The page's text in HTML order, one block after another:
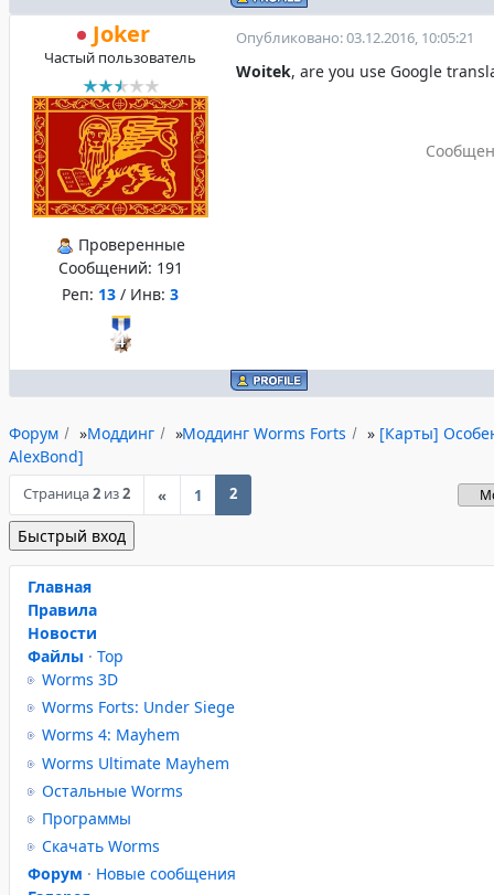
Joker
Частый пользователь
Проверенные
Сообщений: 191
Реп: 13 / Инв: 3
Опубликовано: 03.12.2016, 10:05:21
Woitek, are you use Google
Форум »Моддинг »Моддинг Worms Forts » [Карты]
AlexBond]
Страница2 из2 « 1 2
Главная
Правила
Новости
Файлы · Top
Worms 3D
Worms Forts: Under Siege
Worms 4: Mayhem
Worms Ultimate Mayhem
Остальные Worms
Программы
Скачать Worms
Форум · Новые сообщения